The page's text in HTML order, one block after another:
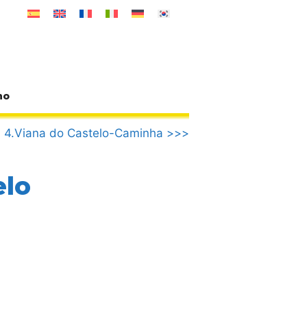
4.Viana do Castelo-Caminha >>>